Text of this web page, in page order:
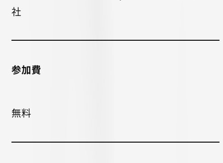
社
参加費
無料